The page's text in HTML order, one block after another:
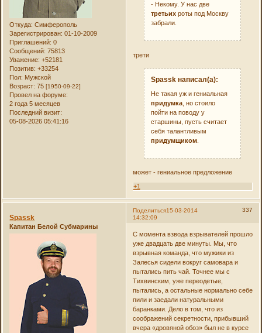
Откуда: Симферополь
Зарегистрирован: 01-10-2009
Приглашений: 0
Сообщений: 75813
Уважение: +52181
Позитив: +33254
Пол: Мужской
Возраст: 75[1950-09-22]
Провел на форуме:
2 года 5 месяцев
Последний визит:
05-08-2026 05:41:16
- Некому. У нас две
третьих роты под Москву
забрали.
трети
Spassk написал(а):
Не такая уж и гениальная
придумка , но стоило
пойти на поводу у
старшины, пусть считает
себя талантливым
придумщиком
может - гениальное предложение
+1
Поделиться 337
15-03-2014
14:32:09
Spassk
Капитан Белой Субмарины
С момента взвода взрывателей прошло
уже двадцать две минуты. Мы, что
взрывная команда, что мужики из
Залесья сидели вокруг самовара и
пытались пить чай. Точнее мы с
Тихвинским, уже переодетые,
пытались, а остальные нормально себе
пили и заедали натуральными
баранками. Дело в том, что из
соображений секретности, прибывший
вчера «дровяной обоз» был не в курсе